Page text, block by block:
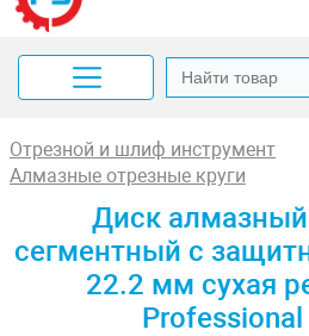
Отрезной и шлиф инструмент
Алмазные отрезные круги
Диск алмазный
сегментный с
22.2 мм сухая